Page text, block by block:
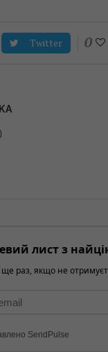
Twitter 0
лист з
ще раз, якщо не
SendPulse